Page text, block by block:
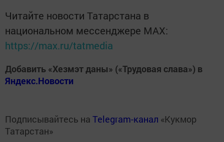
Читайте новости Татарстана в
национальном мессенджере MАХ:
https://max.ru/tatmedia
Добавить «Хезмэт даны» («Трудовая слава») в
Яндекс.Новости
Подписывайтесь на Telegram-канал «Кукмор
Татарстан»